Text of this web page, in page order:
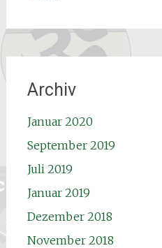
Archiv
Januar 2020
September 2019
Juli 2019
Januar 2019
Dezember 2018
November 2018